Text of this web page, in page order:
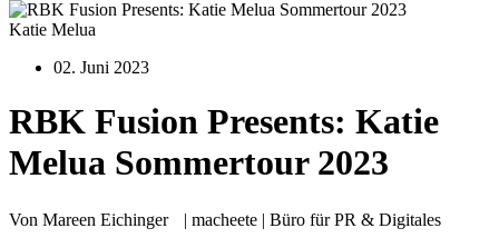
Katie Melua
02. Juni 2023
RBK Fusion Presents: Katie
Melua Sommertour 2023
Von Mareen Eichinger | macheete | Büro für PR & Digitales